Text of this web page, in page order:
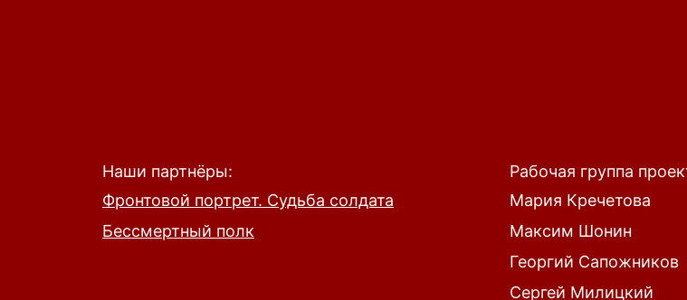
Наши партнёры:
Фронтовой портрет. Судьба солдата
Бессмертный полк
Рабочая группа
Мария Кречетова
Максим Шонин
Георгий Сапожников
Сергей Милицкий